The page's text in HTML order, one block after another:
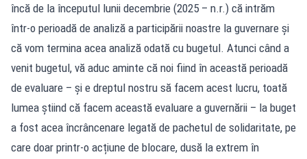
încă de la începutul lunii decembrie (2025 – n.r.) că intrăm
într-o perioadă de analiză a participării noastre la guvernare și
că vom termina acea analiză odată cu bugetul. Atunci când a
venit bugetul, vă aduc aminte că noi fiind în această perioadă
de evaluare – și e dreptul nostru să facem acest lucru, toată
lumea știind că facem această evaluare a guvernării – la buget
a fost acea încrâncenare legată de pachetul de solidaritate, pe
care doar printr-o acțiune de blocare, dusă la extrem în